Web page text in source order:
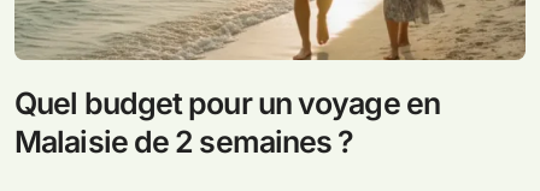
Quel budget pour un voyage en
Malaisie de 2 semaines ?